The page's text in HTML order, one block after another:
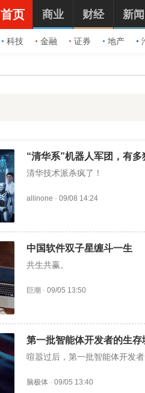
首页
科技 金融 证券 地产
商业 财经 新闻
“清华系”机器人军团，有多
清华技术派杀疯了！
allinone · 09/08 14:24
中国软件双子星缠斗一生
共生共赢。
巨潮 · 09/05 13:50
第一批智能体开发者的生存
喧嚣过后，第一批智能体开发
脑极体 · 09/05 13:40